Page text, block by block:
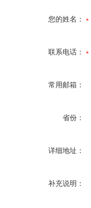
您的姓名：
联系电话：
常用邮箱：
省份：
详细地址：
补充说明：